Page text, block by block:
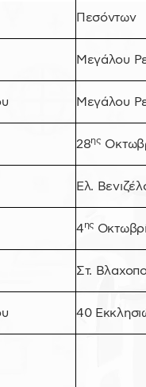
Πεσόντων
Μεγάλου
Μεγάλου
28ης
Ελ.
4ης
Στ.
40